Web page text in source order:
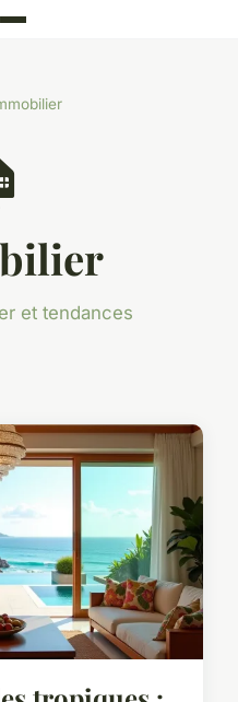
et tendances